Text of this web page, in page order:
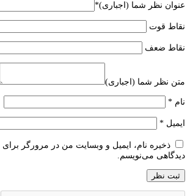
عنوان نظر شما (اجباری)*
نقاط قوت
نقاط ضعف
متن نظر شما (اجباری)
نام *
ایمیل *
ذخیره نام، ایمیل و وبسایت من در مرورگر برای
دیدگاهی می‌نویسم.